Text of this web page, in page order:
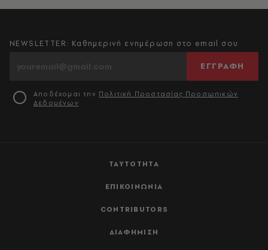
ΤΑΥΤΟΤΗΤΑ
ΕΠΙΚΟΙΝΩΝΙΑ
CONTRIBUTORS
ΔΙΑΦΗΜΙΣΗ
NEWSLETTER: Καθημερινή ενημέρωση στο email σου
ΕΓΓΡΑΦΗ
Αποδέχομαι την Πολιτική Προστασίας Προσωπικών
Δεδομένων